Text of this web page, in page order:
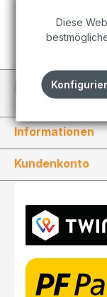
Informationen
Kundenkonto
Diese